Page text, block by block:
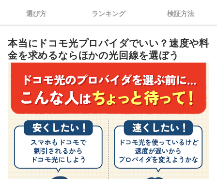
2
ドコモ光プロバイダ全21選おすすめ人気ランキング
ドコモ光プロバイダの1ギガプランと10ギガプランの違いは？
ドコモ光のプロバイダの変更方法は？
選び方 ランキング 検証方法
本当にドコモ光プロバイダでいい？速度や料
金を求めるならほかの光回線を選ぼう